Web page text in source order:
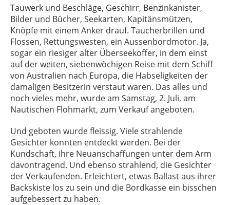
Tauwerk und Beschläge, Geschirr, Benzinkanister,
Bilder und Bücher, Seekarten, Kapitänsmützen,
Knöpfe mit einem Anker drauf. Taucherbrillen und
Flossen, Rettungswesten, ein Aussenbordmotor. Ja,
sogar ein riesiger alter Überseekoffer, in dem einst
auf der weiten, siebenwöchigen Reise mit dem Schiff
von Australien nach Europa, die Habseligkeiten der
damaligen Besitzerin verstaut waren. Das alles und
noch vieles mehr, wurde am Samstag, 2. Juli, am
Nautischen Flohmarkt, zum Verkauf angeboten.
Und geboten wurde fleissig. Viele strahlende
Gesichter konnten entdeckt werden. Bei der
Kundschaft, ihre Neuanschaffungen unter dem Arm
davontragend. Und ebenso strahlend, die Gesichter
der Verkaufenden. Erleichtert, etwas Ballast aus ihrer
Backskiste los zu sein und die Bordkasse ein bisschen
aufgebessert zu haben.